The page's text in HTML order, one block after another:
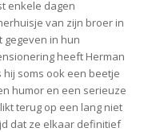
enkele dagen
van zijn broer in
gegeven in hun
heeft Herman
soms ook een beetje
humor en een serieuze
terug op een lang niet
dat ze elkaar definitief